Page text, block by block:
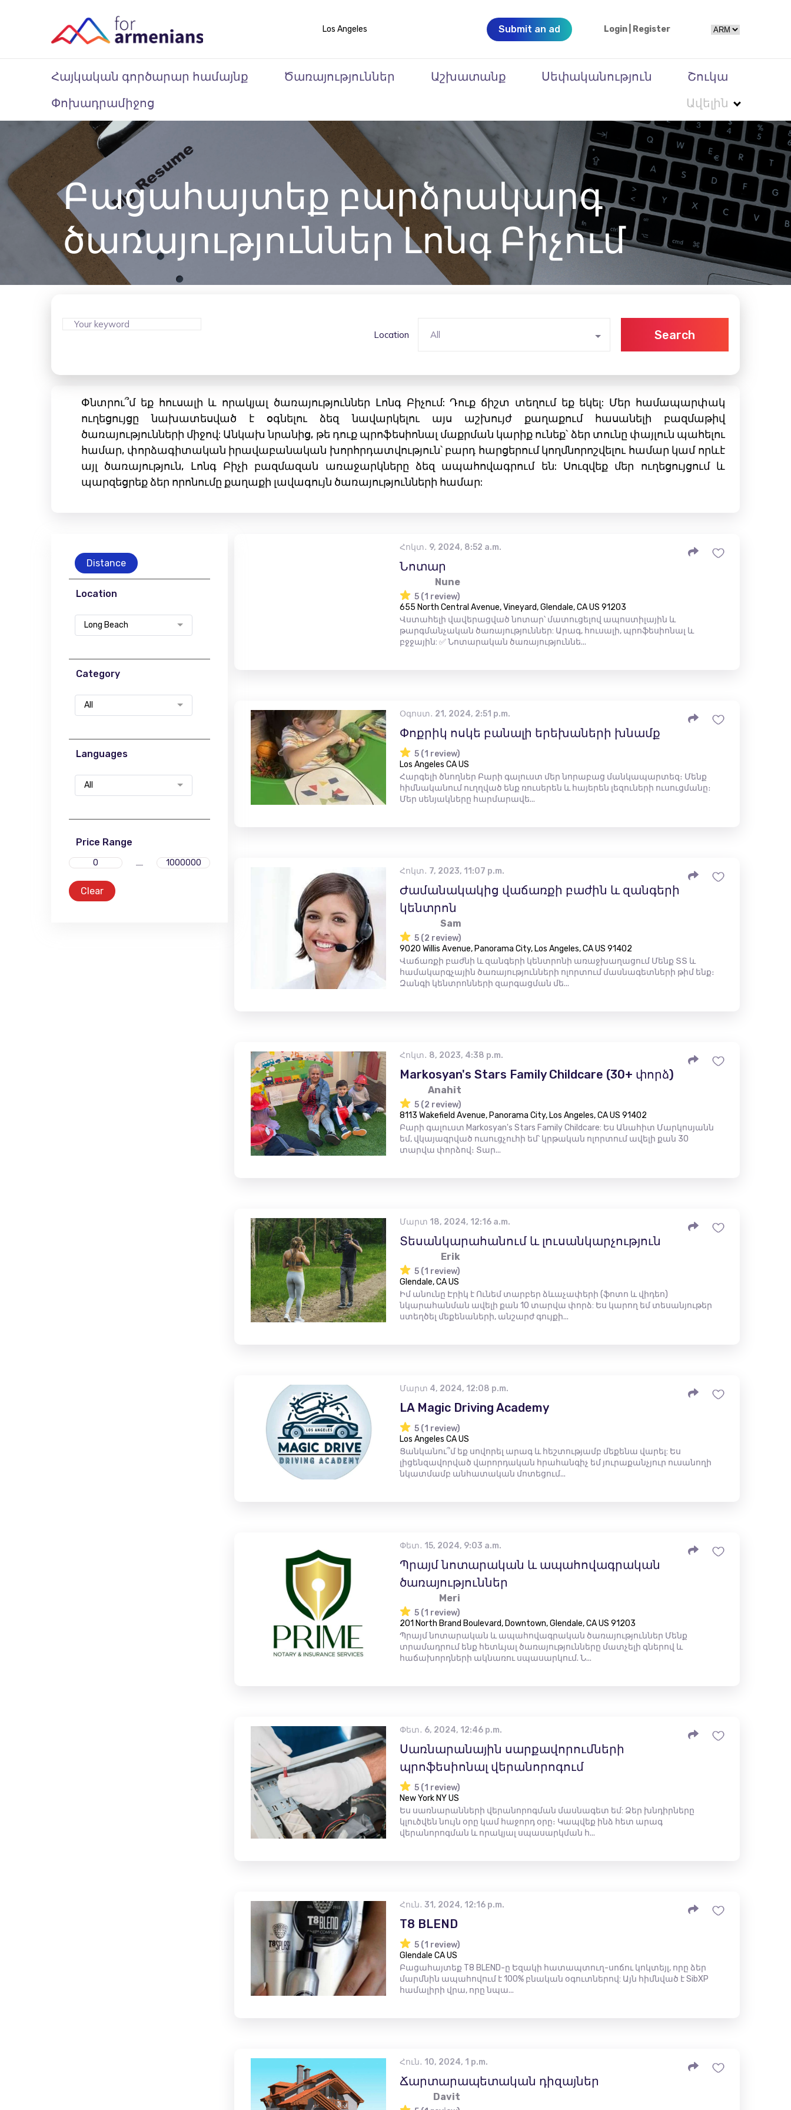
Los Angeles Submit an ad Login Register
Հայկական գործարար համայնք Ծառայություններ Աշխատանք Սեփականություն
Շուկա
Փոխադրամիջոց
Ավելին
Բացահայտեք բարձրակարգ
ծառայություններ Լոնգ Բիչում
Location All Search
Փնտրու՞մ եք հուսալի և որակյալ ծառայություններ Լոնգ Բիչում: Դուք ճիշտ տեղում եք եկել: Մեր համապարփակ
ուղեցույցը նախատեսված է օգնելու ձեզ նավարկելու այս աշխույժ քաղաքում հասանելի բազմաթիվ
ծառայությունների միջով: Անկախ նրանից, թե դուք պրոֆեսիոնալ մաքրման կարիք ունեք՝ ձեր տունը փայլուն պահելու
համար, փորձագիտական ​​իրավաբանական խորհրդատվություն՝ բարդ հարցերում կողմնորոշվելու համար կամ որևէ
այլ ծառայություն, Լոնգ Բիչի բազմազան առաջարկները ձեզ ապահովագրում են: Սուզվեք մեր ուղեցույցում և
պարզեցրեք ձեր որոնումը քաղաքի լավագույն ծառայությունների համար:
Distance
Location
Long Beach
Category
All
Languages
All
Price Range
Clear
Հոկտ․ 9, 2024, 8:52 a.m.
Նոտար
Nune
5 (1 review)
655 North Central Avenue, Vineyard, Glendale, CA US 91203
Վստահելի վավերացված նոտար՝ մատուցելով ապոստիլային և
թարգմանչական ծառայություններ: Արագ, հուսալի, պրոֆեսիոնալ և
բջջային: ✅ Նոտարական ծառայություննե...
Օգոստ․ 21, 2024, 2:51 p.m.
Փոքրիկ ոսկե բանալի երեխաների խնամք
5 (1 review)
Los Angeles CA US
Հարգելի ծնողներ Բարի գալուստ մեր նորաբաց մանկապարտեզ։ Մենք
հիմնականում ուղղված ենք ռուսերեն և հայերեն լեզուների ուսուցմանը։
Մեր սենյակները հարմարավե...
Հոկտ․ 7, 2023, 11:07 p.m.
Ժամանակակից վաճառքի բաժին և զանգերի
կենտրոն
Sam
5 (2 review)
9020 Willis Avenue, Panorama City, Los Angeles, CA US 91402
Վաճառքի բաժնի և զանգերի կենտրոնի առաջխաղացում Մենք ՏՏ և
համակարգչային ծառայությունների ոլորտում մասնագետների թիմ ենք։
Զանգի կենտրոնների զարգացման մե...
Հոկտ․ 8, 2023, 4:38 p.m.
Markosyan's Stars Family Childcare (30+ փորձ)
Anahit
5 (2 review)
8113 Wakefield Avenue, Panorama City, Los Angeles, CA US 91402
Բարի գալուստ Markosyan's Stars Family Childcare: Ես Անահիտ Մարկոսյանն
եմ, վկայագրված ուսուցչուհի եմ՝ կրթական ոլորտում ավելի քան 30
տարվա փորձով։ Տար...
Մարտ 18, 2024, 12:16 a.m.
Տեսանկարահանում և լուսանկարչություն
Erik
5 (1 review)
Glendale, CA US
Իմ անունը Էրիկ է Ունեմ տարբեր ձևաչափերի (ֆոտո և վիդեո)
նկարահանման ավելի քան 10 տարվա փորձ: Ես կարող եմ տեսանյութեր
ստեղծել մեքենաների, անշարժ գույքի...
Մարտ 4, 2024, 12:08 p.m.
LA Magic Driving Academy
5 (1 review)
Los Angeles CA US
Ցանկանու՞մ եք սովորել արագ և հեշտությամբ մեքենա վարել: Ես
լիցենզավորված վարորդական հրահանգիչ եմ յուրաքանչյուր ուսանողի
նկատմամբ անհատական ​​մոտեցում...
Փետ․ 15, 2024, 9:03 a.m.
Պրայմ նոտարական և ապահովագրական
ծառայություններ
Meri
5 (1 review)
201 North Brand Boulevard, Downtown, Glendale, CA US 91203
Պրայմ նոտարական և ապահովագրական ծառայություններ Մենք
տրամադրում ենք հետևյալ ծառայությունները մատչելի գներով և
հաճախորդների ակնառու սպասարկում. Ն...
Փետ․ 6, 2024, 12:46 p.m.
Սառնարանային սարքավորումների
պրոֆեսիոնալ վերանորոգում
5 (1 review)
New York NY US
Ես սառնարանների վերանորոգման մասնագետ եմ: Ձեր խնդիրները
կլուծվեն նույն օրը կամ հաջորդ օրը։ Կապվեք ինձ հետ արագ
վերանորոգման և որակյալ սպասարկման հ...
Հուն․ 31, 2024, 12:16 p.m.
T8 BLEND
5 (1 review)
Glendale CA US
Բացահայտեք T8 BLEND-ը Եզակի հատապտուղ-սոճու կոկտեյլ, որը ձեր
մարմնին ապահովում է 100% բնական օգուտներով: Այն հիմնված է SibXP
համալիրի վրա, որը նպա...
Հուն․ 10, 2024, 1 p.m.
Ճարտարապետական ​​դիզայներ
Davit